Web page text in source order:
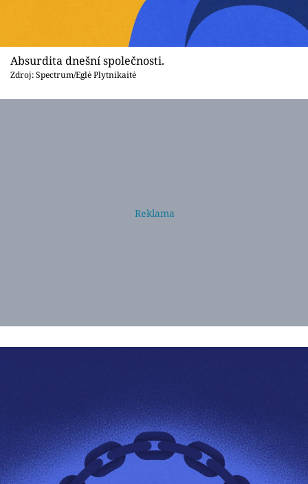
Absurdita dnešní společnosti.
Zdroj: Spectrum/Eglė Plytnikaitė